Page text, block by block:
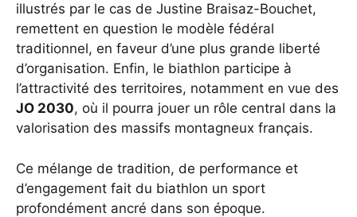
illustrés par le cas de Justine Braisaz-Bouchet,
remettent en question le modèle fédéral
traditionnel, en faveur d’une plus grande liberté
d’organisation. Enfin, le biathlon participe à
l’attractivité des territoires, notamment en vue des
JO 2030, où il pourra jouer un rôle central dans la
valorisation des massifs montagneux français.
Ce mélange de tradition, de performance et
d’engagement fait du biathlon un sport
profondément ancré dans son époque.